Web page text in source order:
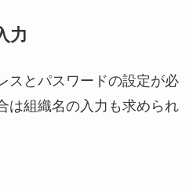
力
スとパスワードの設定が必
は組織名の入力も求められ